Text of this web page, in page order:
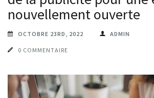
nouvellement ouverte
OCTOBRE 23RD, 2022 ADMIN
0 COMMENTAIRE